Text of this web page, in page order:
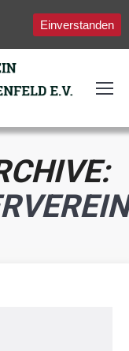
Einverstanden